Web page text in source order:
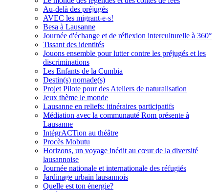
Au-delà des préjugés
AVEC les migrant-e-s!
Besa à Lausanne
Journée d'échange et de réflexion interculturelle à 360°
Tissant des identités
Jouons ensemble pour lutter contre les préjugés et les
discriminations
Les Enfants de la Cumbia
Destin(s) nomade(s)
Projet Pilote pour des Ateliers de naturalisation
Jeux thème le monde
Lausanne en reliefs: itinéraires participatifs
Médiation avec la communauté Rom présente à
Lausanne
IntégrACTion au théâtre
Procès Mobutu
Horizons, un voyage inédit au cœur de la diversité
lausannoise
Journée nationale et internationale des réfugiés
Jardinage urbain lausannois
Quelle est ton énergie?